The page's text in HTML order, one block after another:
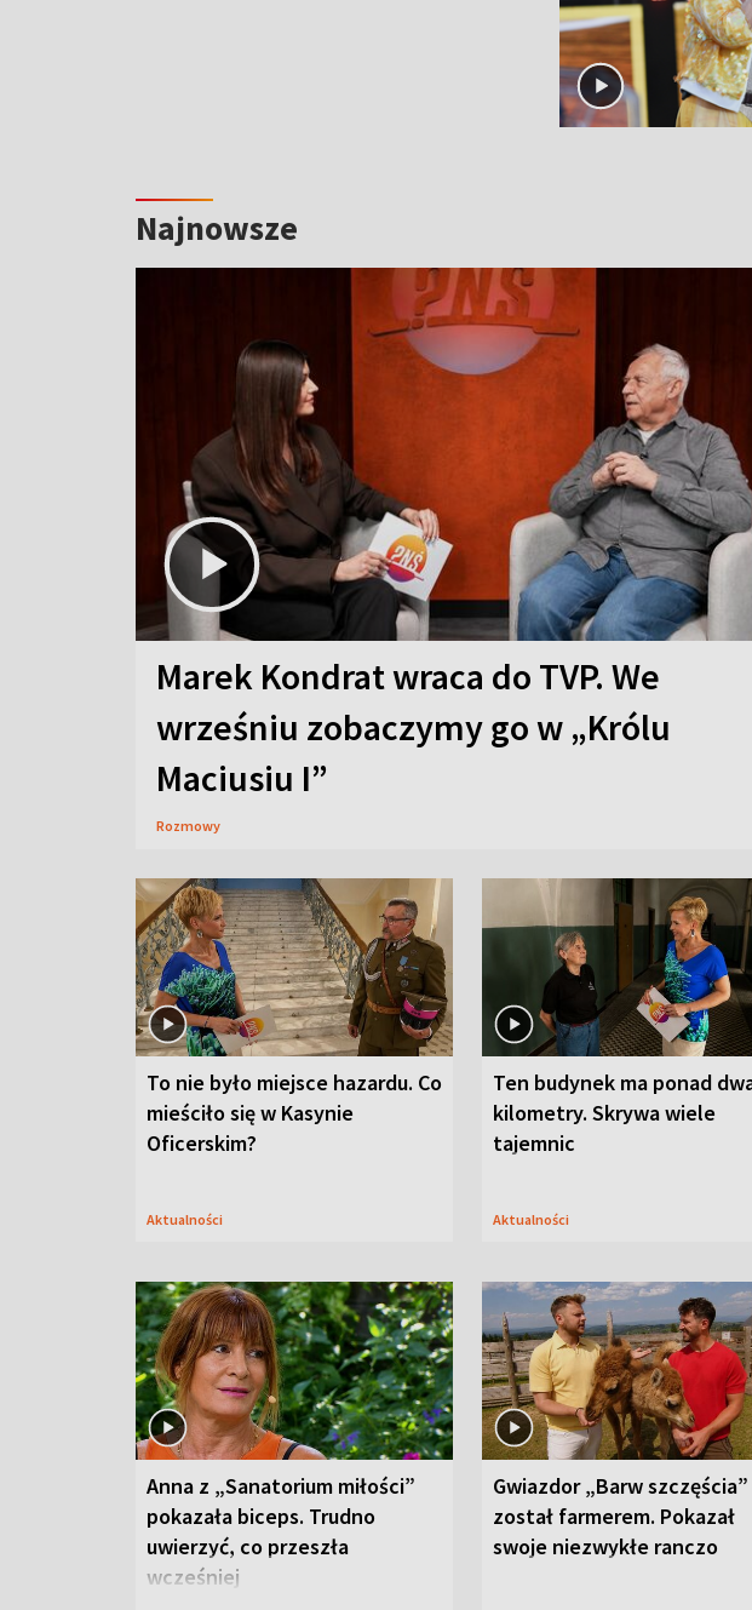
Najnowsze
Marek Kondrat wraca do TVP. We
wrześniu zobaczymy go w „Królu
Maciusiu I”
Rozmowy
To nie było miejsce hazardu. Co
mieściło się w Kasynie
Oficerskim?
Aktualności
Ten budynek ma ponad
kilometry. Skrywa wiele
tajemnic
Aktualności
Anna z „Sanatorium miłości”
pokazała biceps. Trudno
uwierzyć, co przeszła
wcześniej
Gwiazdor „Barw szczęścia”
został farmerem. Pokazał
swoje niezwykłe ranczo